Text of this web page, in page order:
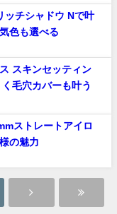
ッチシャドウ Nで叶
色も選べる
スキンセッティン
毛穴カバーも叶う
ストレートアイロ
の魅力